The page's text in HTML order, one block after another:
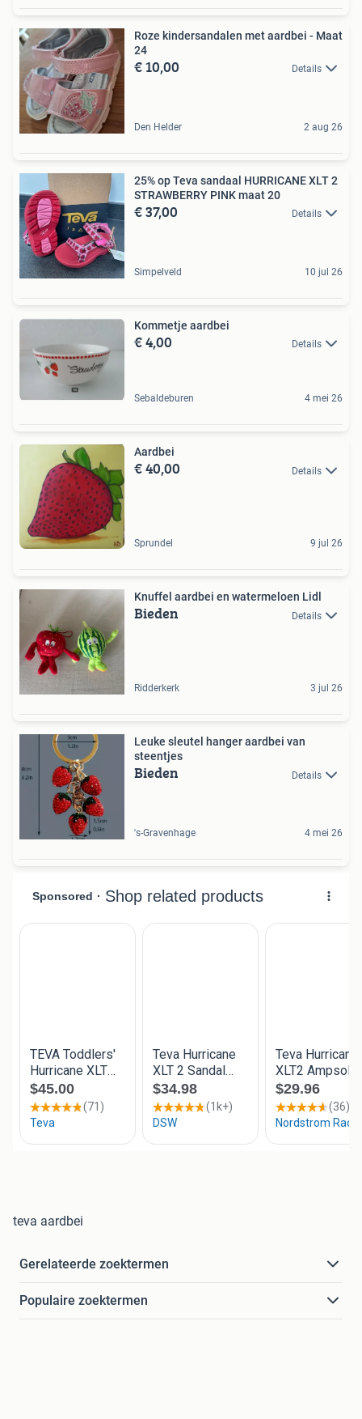
Roze kindersandalen met aardbei - Maat
24
€ 10,00 Details
Den Helder 2 aug 26
25% op Teva sandaal HURRICANE XLT 2
STRAWBERRY PINK maat 20
€ 37,00 Details
Simpelveld 10 jul 26
Kommetje aardbei
€ 4,00 Details
Sebaldeburen 4 mei 26
Aardbei
€ 40,00 Details
Sprundel 9 jul 26
Knuffel aardbei en watermeloen Lidl
Bieden Details
Ridderkerk 3 jul 26
Leuke sleutel hanger aardbei van
steentjes
Bieden Details
's-Gravenhage 4 mei 26
teva aardbei
Gerelateerde zoektermen
Populaire zoektermen